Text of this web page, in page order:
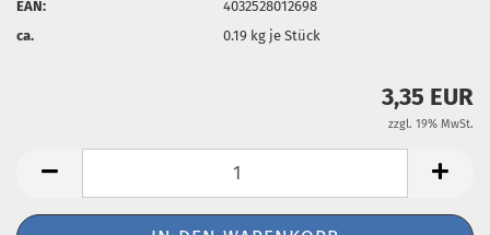
EAN:
4032528012698
ca.
0.19 kg je Stück
3,35 EUR
zzgl. 19% MwSt.